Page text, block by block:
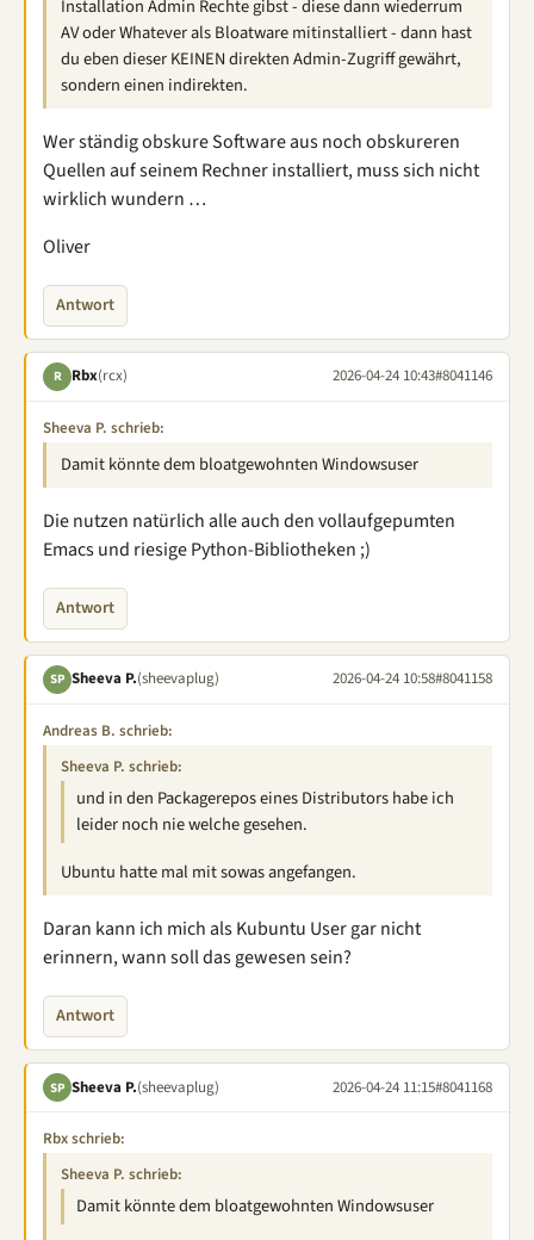
Installation Admin Rechte gibst - diese dann wiederrum
AV oder Whatever als Bloatware mitinstalliert - dann hast
du eben dieser KEINEN direkten Admin-Zugriff gewährt,
sondern einen indirekten.
Wer ständig obskure Software aus noch obskureren
Quellen auf seinem Rechner installiert, muss sich nicht
wirklich wundern …
Oliver
Antwort
R Rbx(rcx) 2026-04-24 10:43#8041146
Sheeva P. schrieb:
Damit könnte dem bloatgewohnten Windowsuser
Die nutzen natürlich alle auch den vollaufgepumten
Emacs und riesige Python-Bibliotheken ;)
Antwort
SP Sheeva P.(sheevaplug) 2026-04-24 10:58#8041158
Andreas B. schrieb:
Sheeva P. schrieb:
und in den Packagerepos eines Distributors habe ich
leider noch nie welche gesehen.
Ubuntu hatte mal mit sowas angefangen.
Daran kann ich mich als Kubuntu User gar nicht
erinnern, wann soll das gewesen sein?
Antwort
SP Sheeva P.(sheevaplug) 2026-04-24 11:15#8041168
Rbx schrieb:
Sheeva P. schrieb:
Damit könnte dem bloatgewohnten Windowsuser